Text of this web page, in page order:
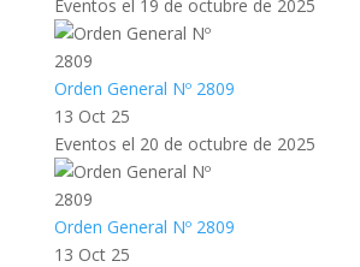
Eventos el 19 de octubre de 2025
Orden General Nº 2809
13 Oct 25
Eventos el 20 de octubre de 2025
Orden General Nº 2809
13 Oct 25